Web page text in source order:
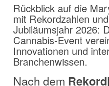
Rückblick auf die
mit Rekordzahlen
Jubiläumsjahr 2026:
Cannabis-Event
Innovationen und
Branchenwissen.
Nach dem